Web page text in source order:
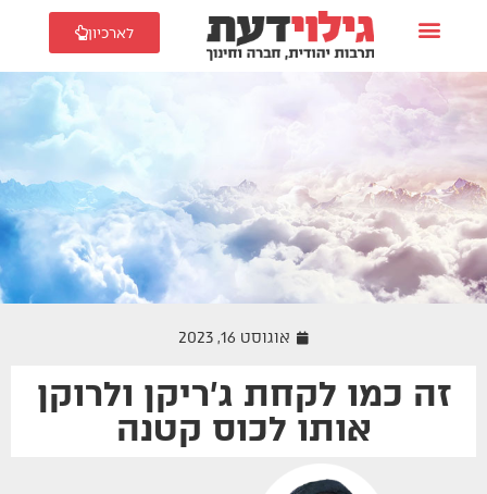
לארכיון
אוגוסט 16, 2023
זוגיות
זה כמו לקחת ג׳ריקן ולרוקן
אותו לכוס קטנה